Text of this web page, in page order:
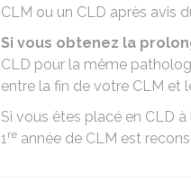
CLM ou un CLD après avis
Si vous obtenez la
CLD pour la même
entre la fin de votre CLM et
Si vous êtes placé en CLD à
1re année de CLM est